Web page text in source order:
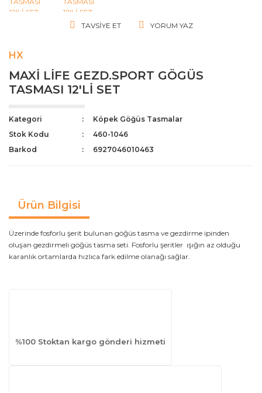
TAVSIYE ET YORUM YAZ
HX
MAXİ LİFE GEZD.SPORT GÖGÜS
TASMASI 12'Lİ SET
Kategori
Köpek Göğüs Tasmalar
Stok Kodu
460-1046
Barkod
6927046010463
Ürün Bilgisi
Üzerinde fosforlu şerit bulunan göğüs tasma ve gezdirme ipinden
oluşan gezdirmeli göğüs tasma seti. Fosforlu şeritler ışığın az olduğu
karanlık ortamlarda hızlıca fark edilme olanağı sağlar.
%100 Stoktan kargo gönderi hizmeti